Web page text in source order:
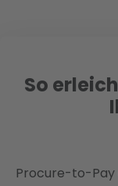
So
Procure-to-Pay